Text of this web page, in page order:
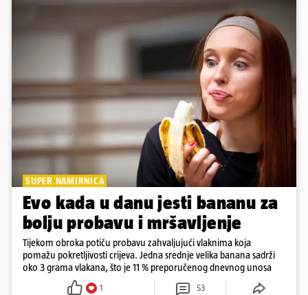
SUPER NAMIRNICA
Evo kada u danu jesti bananu za
bolju probavu i mršavljenje
Tijekom obroka potiču probavu zahvaljujući vlaknima koja
pomažu pokretljivosti crijeva. Jedna srednje velika banana sadrži
oko 3 grama vlakana, što je 11 % preporučenog dnevnog unosa
1 53